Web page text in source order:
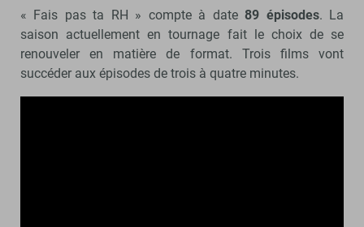
« Fais pas ta RH » compte à date89 épisodes. La
saison actuellement en tournage fait le choix de se
renouveler en matière de format. Trois films vont
succéder aux épisodes de trois à quatre minutes.